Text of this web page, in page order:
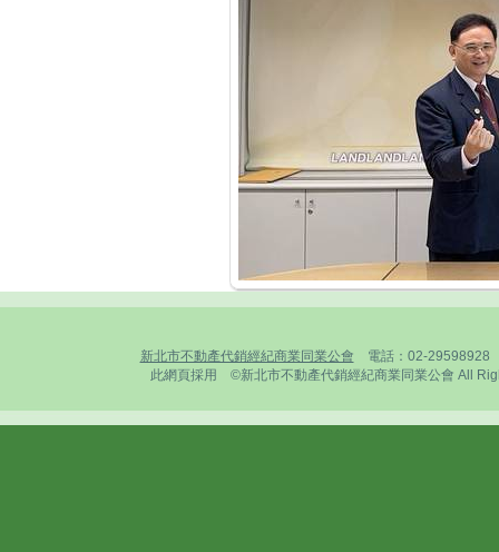
新北市不動產代銷經紀商業同業公會 電話：02-29598928
此網頁採用 ©新北市不動產代銷經紀商業同業公會 All